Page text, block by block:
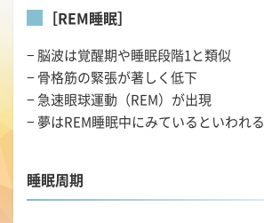
［REM睡眠］
− 脳波は覚醒期や睡眠段階1と類似
− 骨格筋の緊張が著しく低下
− 急速眼球運動（REM）が出現
− 夢はREM睡眠中にみているといわれる
睡眠周期